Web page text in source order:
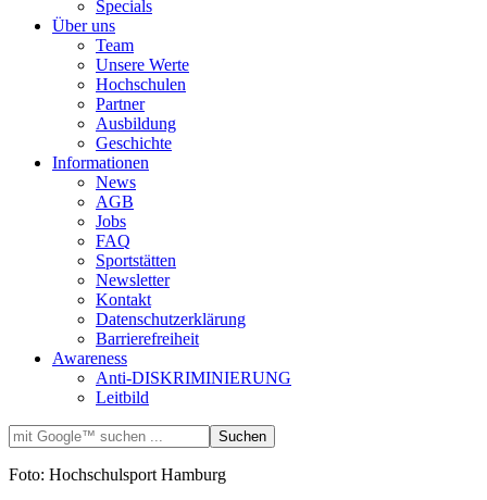
Specials
Über uns
Team
Unsere Werte
Hochschulen
Partner
Ausbildung
Geschichte
Informationen
News
AGB
Jobs
FAQ
Sportstätten
Newsletter
Kontakt
Datenschutzerklärung
Barrierefreiheit
Awareness
Anti-DISKRIMINIERUNG
Leitbild
Foto: Hochschulsport Hamburg